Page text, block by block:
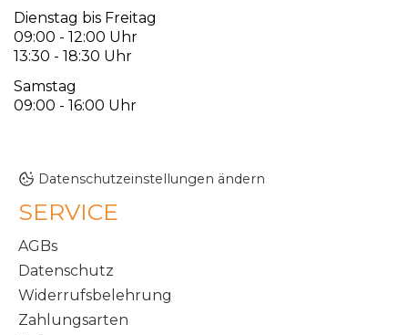
Dienstag bis Freitag
09:00 - 12:00 Uhr
13:30 - 18:30 Uhr
Samstag
09:00 - 16:00 Uhr
Datenschutzeinstellungen ändern
SERVICE
AGBs
Datenschutz
Widerrufsbelehrung
Zahlungsarten